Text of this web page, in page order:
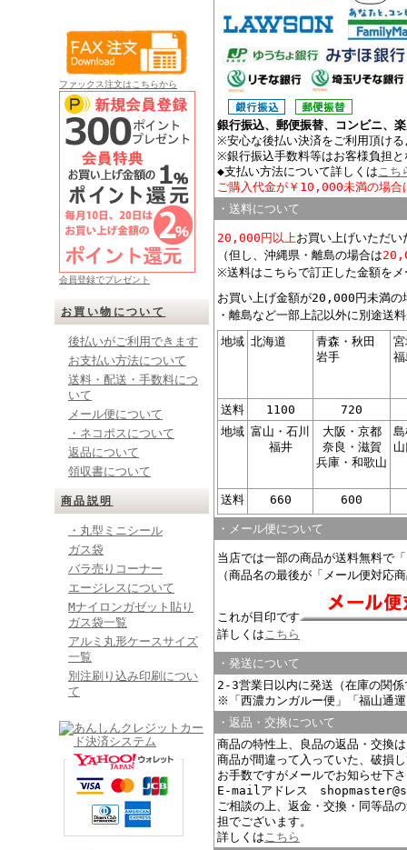
ファックス注文はこちらから
会員登録でプレゼント
お買い物について
後払いがご利用できます
お支払い方法について
送料・配送・手数料につ
いて
メール便について
・ネコポスについて
返品について
領収書について
商品説明
・丸型ミニシール
ガス袋
バラ売りコーナー
エージレスについて
Mナイロンガゼット貼り
ガス袋一覧
アルミ丸形ケースサイズ
一覧
別注刷り込み印刷につい
て
銀行振込、郵便振替、コンビニ、
※安心な後払い決済をご利用頂け
※銀行振込手数料等はお客様負担
◆支払い方法について詳しくはこち
ご購入代金が￥10,000未満の場合
・送料について
20,000円以上お買い上げいただ
（但し、沖縄県・離島の場合は
※送料はこちらで訂正した金額を
お買い上げ金額が20,000円未満の
・離島など一部上記以外に別途送
地域 北海道
青森・秋田
岩手
送料 1100
720
地域 富山・石川
福井
大阪・京都
奈良・滋賀
兵庫・和歌山
送料 660 600
・メール便について
当店では一部の商品が送料無料で
（商品名の最後が「メール便対応
これが目印です
詳しくはこちら
・発送について
2-3営業日以内に発送（在庫の関
※「西濃カンガルー便」「福山通
・返品・交換について
商品の特性上、良品の返品・交換
商品が間違って入っていた、破損
お手数ですがメールでお知らせ下
E-mailアドレス
ご相談の上、返金・交換・同等品
担でございます。
詳しくはこちら